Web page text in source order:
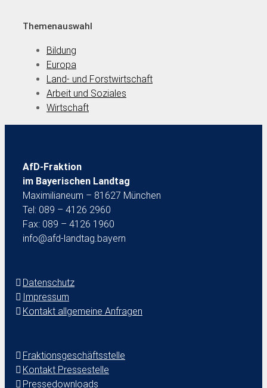
Themenauswahl
Bildung
Europa
Land- und Forstwirtschaft
Arbeit und Soziales
Wirtschaft
AfD-Fraktion
im Bayerischen Landtag
Maximilianeum – 81627 München
Tel: 089 – 4126 2960
Fax: 089 – 4126 1960
info@afd-landtag.bayern
Datenschutz
Impressum
Kontakt allgemeine Anfragen
Fraktionsgeschäftsstelle
Kontakt Pressestelle
Pressedownloads